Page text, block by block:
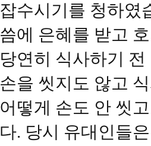
잡수시기를 청하였
씀에 은혜를 받고
당연히 식사하기
손을 씻지도 않고
어떻게 손도 안 씻
다. 당시 유대인들